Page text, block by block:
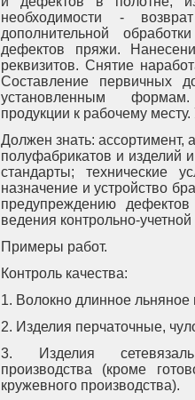
необходимости -
дополнительной
дефектов пряжи.
реквизитов. Снятие
Составление первичных
установленным формам.
продукции к рабочему
Должен знать: ассортимент,
полуфабрикатов и изделий
стандарты; технические
назначение и устройство
предупреждению
ведения контрольно-
Примеры работ.
Контроль качества:
1. Волокно длинное льняное
2. Изделия перчаточные,
3. Изделия
производства (кроме
кружевного производства).